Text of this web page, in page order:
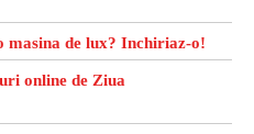
masina de lux? Inchiriaz-o!
online de Ziua